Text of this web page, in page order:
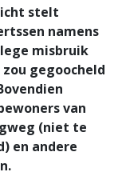
stelt
namens
misbruik
gegoocheld
van
(niet te
en andere